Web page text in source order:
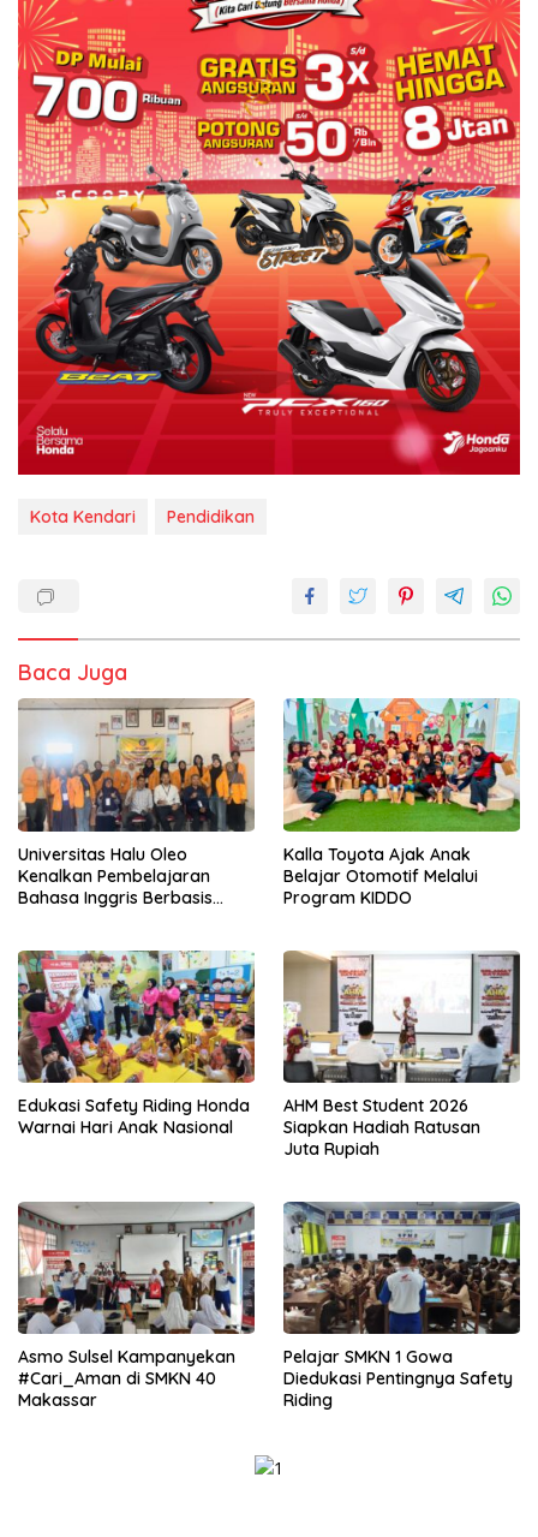
Kota Kendari Pendidikan
Baca Juga
Universitas Halu Oleo
Kenalkan Pembelajaran
Bahasa Inggris Berbasis
Kalla Toyota Ajak Anak
Belajar Otomotif Melalui
Program KIDDO
Edukasi Safety Riding Honda
Warnai Hari Anak Nasional
AHM Best Student 2026
Siapkan Hadiah Ratusan
Juta Rupiah
Asmo Sulsel Kampanyekan
#Cari_Aman di SMKN 40
Makassar
Pelajar SMKN 1 Gowa
Diedukasi Pentingnya Safety
Riding